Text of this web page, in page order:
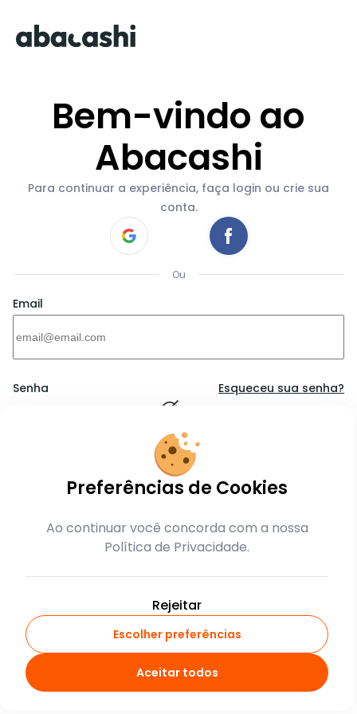
Bem-vindo ao
Abacashi
Para continuar a experiência, faça login ou crie sua
conta.
Ou
Email
Senha Esqueceu sua senha?
oucrie sua conta
Preferências de Cookies
Ao continuar você concorda com a nossa
Política de Privacidade.
Rejeitar
Escolher preferências
Aceitar todos